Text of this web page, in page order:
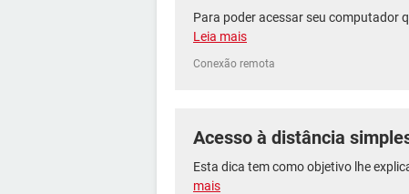
Para poder acessar seu computador
Leia mais
Conexão remota
Acesso à distância
Esta dica tem como objetivo lhe
mais